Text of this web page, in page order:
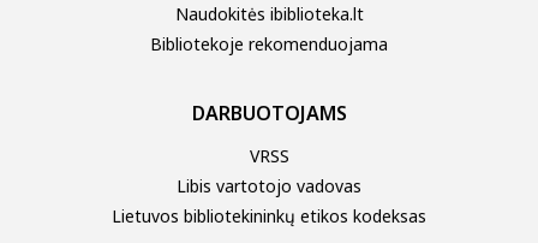
Naudokitės ibiblioteka.lt
Bibliotekoje rekomenduojama
DARBUOTOJAMS
VRSS
Libis vartotojo vadovas
Lietuvos bibliotekininkų etikos kodeksas